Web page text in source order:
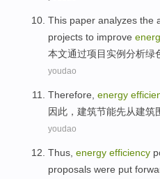
This paper analyzes the
projects to improve
本文通过项目 实例分析绿
youdao
Therefore energy
因此 ， 建筑节能先从建筑
youdao
Thus energy efficiency
proposals were put